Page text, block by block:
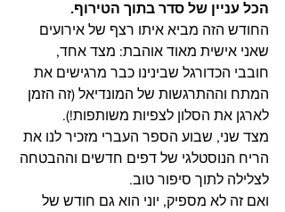
הכל עניין של סדר בתוך הטירוף.
החודש הזה מביא איתו רצף של אירועים
שאני אישית מאוד אוהבת: מצד אחד,
חובבי הכדורגל שבינינו כבר מרגישים את
המתח וההתרגשות של המונדיאל (זה הזמן
לארגן את הסלון לצפיות משותפות!).
מצד שני, שבוע הספר העברי מזכיר לנו את
הריח הנוסטלגי של דפים חדשים וההבטחה
לצלילה לתוך סיפור טוב.
ואם זה לא מספיק, יוני הוא גם חודש של